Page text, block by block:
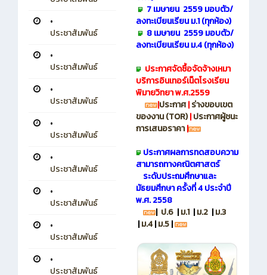
•
ประชาสัมพันธ์
•
ประชาสัมพันธ์
•
ประชาสัมพันธ์
•
ประชาสัมพันธ์
•
ประชาสัมพันธ์
•
ประชาสัมพันธ์
•
ประชาสัมพันธ์
•
ประชาสัมพันธ์
7 เมษายน 2559 มอบตัว/
ลงทะเบียนเรียนม.1 (ทุกห้อง)
8 เมษายน 2559 มอบตัว/
ลงทะเบียนเรียนม.4 (ทุกห้อง)
ประกาศจัดซื้อจัดจ้างเหมา
บริการอินเทอร์เน็ตโรงเรียน
พิมายวิทยา พ.ศ.2559
|ประกาศ|ร่างขอบเขต
ของงาน (TOR)|ประกาศผู้ชนะ
การเสนอราคา|
ประกาศผลการทดสอบความ
สามารถทางคณิตศาสตร์
ระดับประถมศึกษาและ
มัธยมศึกษา ครั้งที่ 4 ประจำปี
พ.ศ. 2558
| ป.6 |ม.1 |ม.2 |ม.3
|ม.4|ม.5|